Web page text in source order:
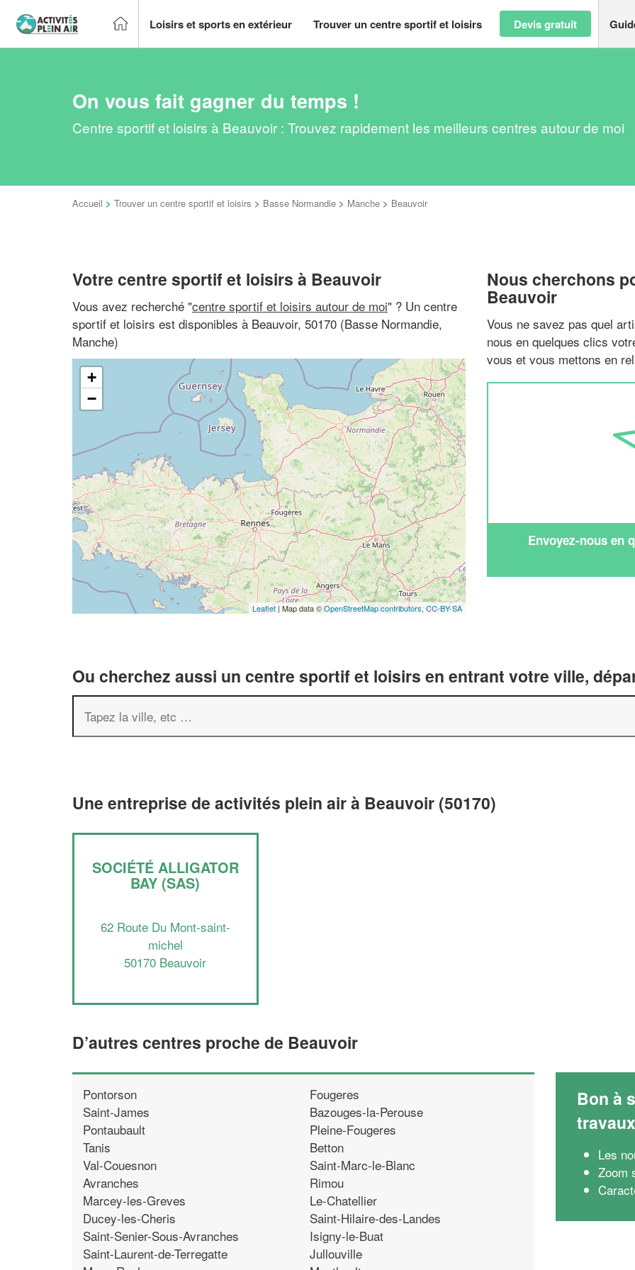
Loisirs et sports en extérieur Trouver un centre sportif et loisirs Devis gratuit
On vous fait gagner du temps !
Centre sportif et loisirs à Beauvoir : Trouvez rapidement les meilleurs centres autour de moi
Accueil > Trouver un centre sportif et loisirs > Basse Normandie > Manche > Beauvoir
Votre centre sportif et loisirs à Beauvoir
Vous avez recherché "centre sportif et loisirs autour de moi" ? Un centre
sportif et loisirs est disponibles à Beauvoir, 50170 (Basse Normandie,
Manche)
+
−
Leaflet | Map data ©OpenStreetMap contributors,CC-BY-SA
Nous cherchons
Beauvoir
Vous ne savez pas quel
nous en quelques clics
vous et vous mettons en
Envoyez-nous en
Ou cherchez aussi un centre sportif et loisirs en entrant votre ville,
Une entreprise de activités plein air à Beauvoir (50170)
SOCIÉTÉ ALLIGATOR
BAY (SAS)
62 Route Du Mont-saint-
michel
50170 Beauvoir
D’autres centres proche de Beauvoir
Pontorson
Saint-James
Pontaubault
Tanis
Val-Couesnon
Avranches
Marcey-les-Greves
Ducey-les-Cheris
Saint-Senier-Sous-Avranches
Saint-Laurent-de-Terregatte
Fougeres
Bazouges-la-Perouse
Pleine-Fougeres
Betton
Saint-Marc-le-Blanc
Rimou
Le-Chatellier
Saint-Hilaire-des-Landes
Isigny-le-Buat
Jullouville
Bon à
travaux
Les
Zoom